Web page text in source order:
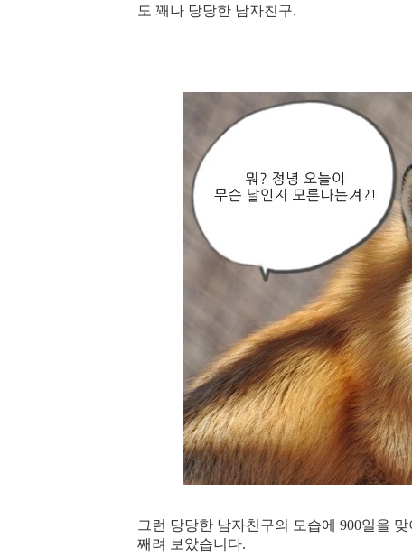
도 꽤나 당당한 남자친구.
그런 당당한 남자친구의 모습에 900일을
째려 보았습니다.